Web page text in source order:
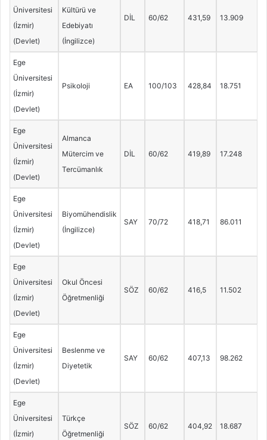
Üniversitesi
(İzmir)
(Devlet)
Kültürü ve
Edebiyatı
(İngilizce)
DİL 60/62 431,59 13.909
Ege
Üniversitesi
(İzmir)
(Devlet)
Psikoloji EA 100/103 428,84 18.751
Ege
Üniversitesi
(İzmir)
(Devlet)
Almanca
Mütercim ve
Tercümanlık
DİL 60/62 419,89 17.248
Ege
Üniversitesi
(İzmir)
(Devlet)
Biyomühendislik
(İngilizce)
SAY 70/72 418,71 86.011
Ege
Üniversitesi
(İzmir)
(Devlet)
Okul Öncesi
Öğretmenliği
SÖZ 60/62 416,5 11.502
Ege
Üniversitesi
(İzmir)
(Devlet)
Beslenme ve
Diyetetik
SAY 60/62 407,13 98.262
Ege
Üniversitesi
(İzmir)
Türkçe
Öğretmenliği
SÖZ 60/62 404,92 18.687